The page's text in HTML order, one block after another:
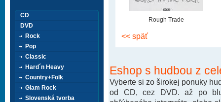
Rough Trade
<< späť
Eshop s hudbou z
Vyberte si zo širokej ponuky
od CD, cez DVD. až po
CD
DVD
Rock
Pop
Classic
Hard´n Heavy
Country+Folk
Glam Rock
Slovenská tvorba